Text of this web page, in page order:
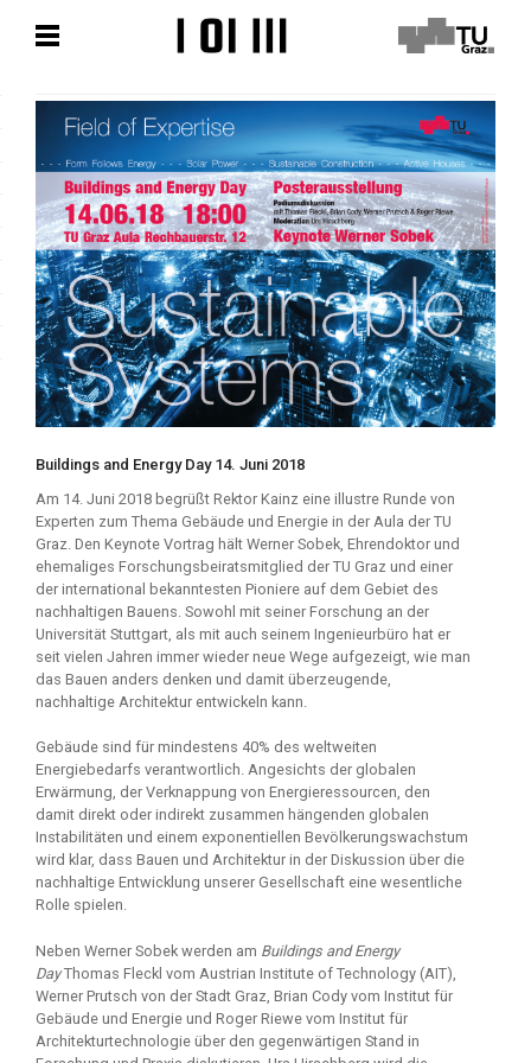
Hauptinhalt
Hauptinhalt
Buildings and Energy Day 14. Juni 2018
Am 14. Juni 2018 begrüßt Rektor Kainz eine illustre Runde von
Experten zum Thema Gebäude und Energie in der Aula der TU
Graz. Den Keynote Vortrag hält Werner Sobek, Ehrendoktor und
ehemaliges Forschungsbeiratsmitglied der TU Graz und einer
der international bekanntesten Pioniere auf dem Gebiet des
nachhaltigen Bauens. Sowohl mit seiner Forschung an der
Universität Stuttgart, als mit auch seinem Ingenieurbüro hat er
seit vielen Jahren immer wieder neue Wege aufgezeigt, wie man
das Bauen anders denken und damit überzeugende,
nachhaltige Architektur entwickeln kann.
Gebäude sind für mindestens 40% des weltweiten
Energiebedarfs verantwortlich. Angesichts der globalen
Erwärmung, der Verknappung von Energieressourcen, den
damit direkt oder indirekt zusammen hängenden globalen
Instabilitäten und einem exponentiellen Bevölkerungswachstum
wird klar, dass Bauen und Architektur in der Diskussion über die
nachhaltige Entwicklung unserer Gesellschaft eine wesentliche
Rolle spielen.
Neben Werner Sobek werden am Buildings and Energy
DayThomas Fleckl vom Austrian Institute of Technology (AIT),
Werner Prutsch von der Stadt Graz, Brian Cody vom Institut für
Gebäude und Energie und Roger Riewe vom Institut für
Architekturtechnologie über den gegenwärtigen Stand in